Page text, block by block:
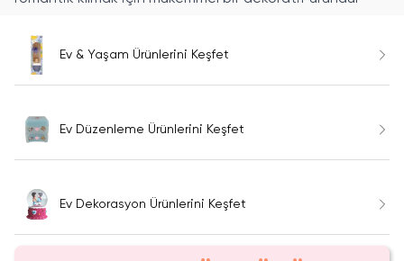
Ev & Yaşam Ürünlerini Keşfet
Ev Düzenleme Ürünlerini Keşfet
Ev Dekorasyon Ürünlerini Keşfet